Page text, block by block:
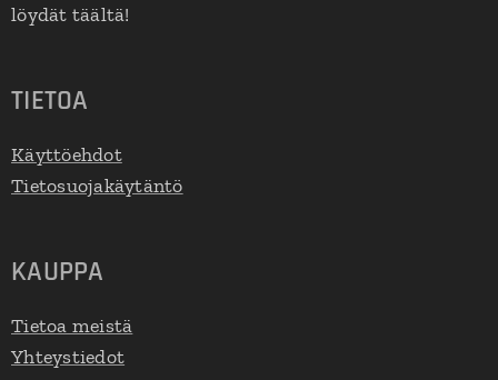
löydät täältä!
TIETOA
Käyttöehdot
Tietosuojakäytäntö
KAUPPA
Tietoa meistä
Yhteystiedot